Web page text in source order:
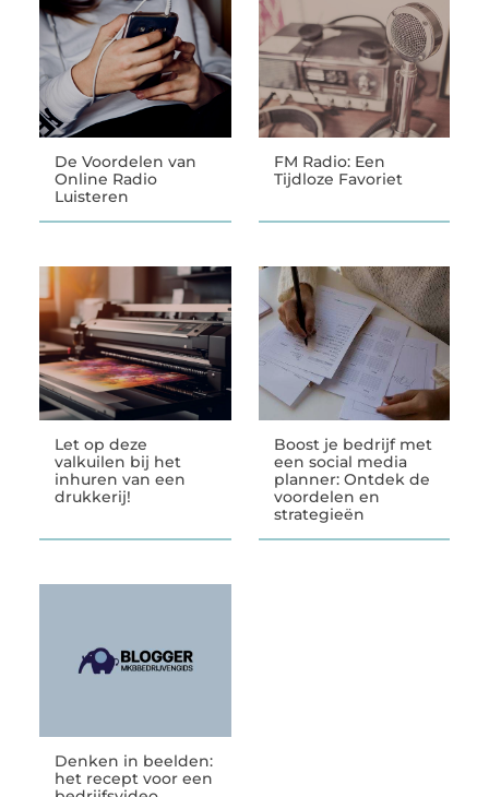
De Voordelen van
Online Radio
Luisteren
FM Radio: Een
Tijdloze Favoriet
Let op deze
valkuilen bij het
inhuren van een
drukkerij!
Boost je bedrijf met
een social media
planner: Ontdek de
voordelen en
strategieën
Denken in beelden:
het recept voor een